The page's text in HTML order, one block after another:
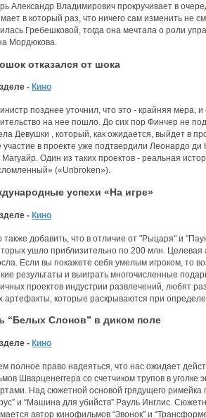
Александр Владимирович прокручивает в
в который раз, что ничего сам изменить не
Гребешковой, тогда она мечтала о роли
Мордюкова.
отказался от шока
- Кино
позднее уточнил, что это - крайняя мера,
на нее пошло. До сих пор Финчер не
Девушки , который, как ожидается, выйдет в
участие в проекте уже подтвердили Леонардо ди
Магуайр. Один из таких проектов - реальная
(«Unbroken»).
успехи «На игре»
- Кино
также добавить, что в отличие от "Рыцаря" и
ушло приблизительно по 200 млн. Целевая
Если вы покажете себя умелым игроком, то
результаты и выиграть многочисленные
проектов индустрии развлечений, любят
артефакты, которые раскрываются при
“Белых Слонов” в диком поле
- Кино
полное право надеяться, что нас ожидает
Шварценеггера со счетчиком трупов в уголке
Над сюжетной основой грядущего римейка
и “Машина для убийств” Рауль Инглис.
автор кинофильмов “Звонок” и